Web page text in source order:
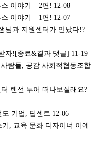
이야기 – 2편! 12-08
이야기 – 1편! 12-07
님과 지원센터가 만났다!?
자![종료&결과 댓글] 11-19
람들, 공감 사회적협동조합
랜선 투어 떠나보실래요?
기업, 딥센트 12-06
, 교육 문화 디자이너 이예